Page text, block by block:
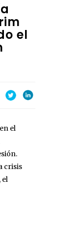
el
el
crisis
el